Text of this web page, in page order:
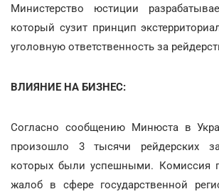
Министерство юстиции
который сузит принцип
уголовную ответственность за
ВЛИЯНИЕ НА БИЗНЕС:
Согласно сообщению Минюста в
произошло 3 тысячи рейдерских
которых были успешными. Комиссия
жалоб в сфере государственной